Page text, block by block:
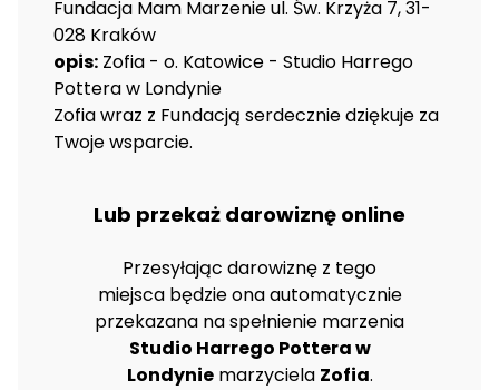
Fundacja Mam Marzenie ul. Św. Krzyża 7, 31-
028 Kraków
opis: Zofia - o. Katowice - Studio Harrego
Pottera w Londynie
Zofia wraz z Fundacją serdecznie dziękuje za
Twoje wsparcie.
Lub przekaż darowiznę online
Przesyłając darowiznę z tego
miejsca będzie ona automatycznie
przekazana na spełnienie marzenia
Studio Harrego Pottera w
Londyniemarzyciela Zofia.